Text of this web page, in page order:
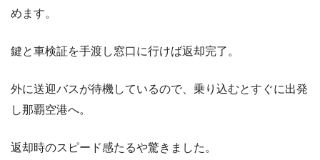
めます。
鍵と車検証を手渡し窓口に行けば返却完了。
外に送迎バスが待機しているので、乗り込むとすぐに出発
し那覇空港へ。
返却時のスピード感たるや驚きました。